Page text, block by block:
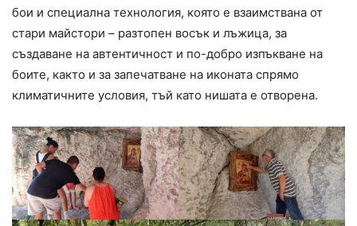
бои и специална технология, която е взаимствана от
стари майстори – разтопен восък и лъжица, за
създаване на автентичност и по-добро изпъкване на
боите, както и за запечатване на иконата спрямо
климатичните условия, тъй като нишата е отворена.